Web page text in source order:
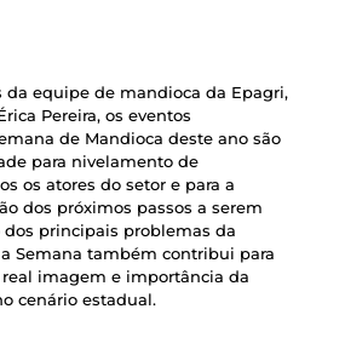
da equipe de mandioca da Epagri,
Pereira, os eventos
de Mandioca deste ano são
para nivelamento de
os atores do setor e para a
dos próximos passos a serem
principais problemas da
Semana também contribui para
imagem e importância da
cenário estadual.